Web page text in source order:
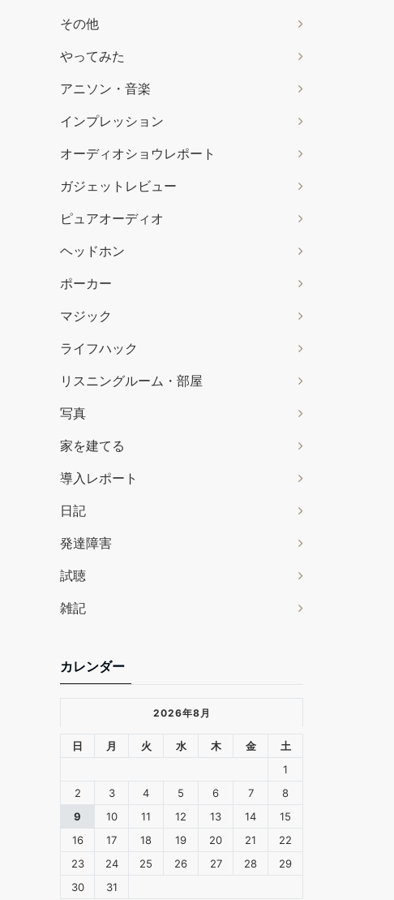
その他
やってみた
アニソン・音楽
インプレッション
オーディオショウレポート
ガジェットレビュー
ピュアオーディオ
ヘッドホン
ポーカー
マジック
ライフハック
リスニングルーム・部屋
写真
家を建てる
導入レポート
日記
発達障害
試聴
雑記
カレンダー
2026年8月
日 月 火 水 木 金
土
1
2
3 4 5 6 7
8
9
10 11 12 13 14
15
16
17 18 19 20 21
22
23
24 25 26 27 28
29
30
31